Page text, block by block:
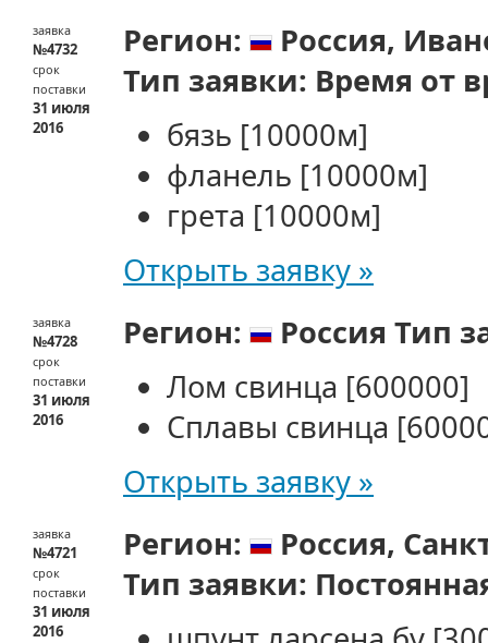
заявка
№4732
срок
поставки
31 июля
2016
Регион: Россия,
Тип заявки: Время от
бязь [10000м]
фланель [10000м]
грета [10000м]
Открыть заявку »
заявка
№4728
срок
поставки
31 июля
2016
Регион: Россия Тип
Лом свинца [600000]
Сплавы свинца
Открыть заявку »
заявка
№4721
срок
поставки
31 июля
2016
Регион: Россия,
Тип заявки: